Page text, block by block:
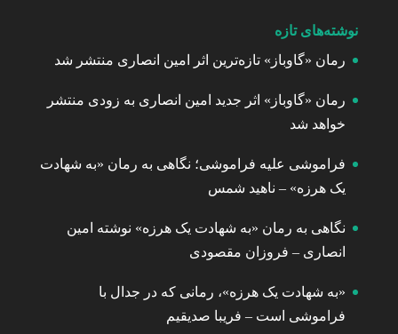
نوشته‌های تازه
رمان «گاوباز» تازه‌ترین اثر امین انصاری منتشر شد
رمان «گاوباز» اثر جدید امین انصاری به زودی منتشر
خواهد شد
فراموشی علیه فراموشی؛ نگاهی به رمان «به شهادت
یک هرزه» – ناهید شمس
نگاهی به رمان «به شهادت یک هرزه» نوشته امین
انصاری – فروزان مقصودی
«به شهادت یک هرزه»، رمانی که در جدال با
فراموشی است – فریبا صدیقیم